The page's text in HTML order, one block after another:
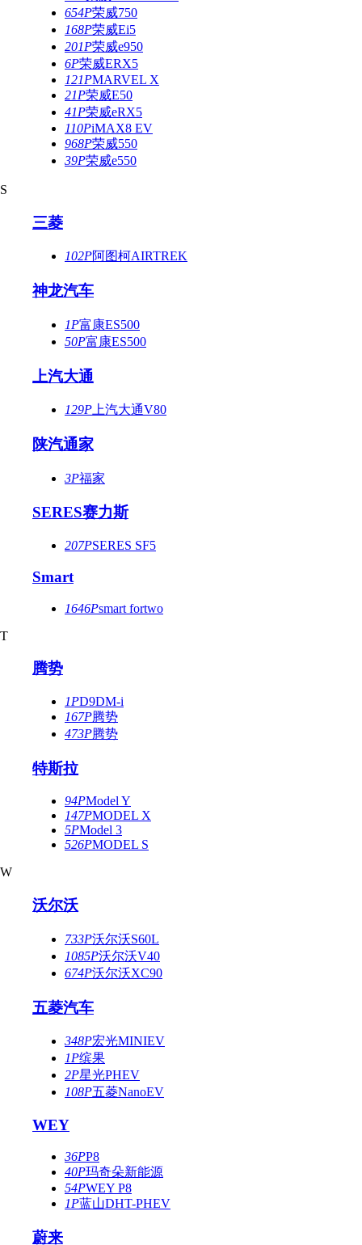
654P荣威750
168P荣威Ei5
201P荣威e950
6P荣威ERX5
121PMARVEL X
21P荣威E50
41P荣威eRX5
110PiMAX8 EV
968P荣威550
39P荣威e550
S
三菱
102P阿图柯AIRTREK
神龙汽车
1P富康ES500
50P富康ES500
上汽大通
129P 上汽大通V80
陕汽通家
3P福家
SERES赛力斯
207PSERES SF5
Smart
1646Psmart fortwo
T
腾势
1PD9DM-i
167P腾势
473P腾势
特斯拉
94PModel Y
147PMODEL X
5PModel 3
526PMODEL S
W
沃尔沃
733P沃尔沃S60L
1085P沃尔沃V40
674P沃尔沃XC90
五菱汽车
348P宏光MINIEV
1P缤果
2P星光PHEV
108P五菱NanoEV
WEY
36PP8
40P玛奇朵新能源
54PWEY P8
1P蓝山DHT-PHEV
蔚来